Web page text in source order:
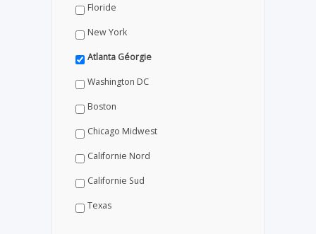
Floride
New York
Atlanta Géorgie
Washington DC
Boston
Chicago Midwest
Californie Nord
Californie Sud
Texas